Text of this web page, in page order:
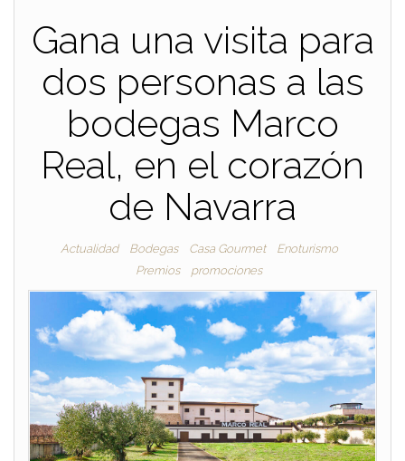
Gana una visita para
dos personas a las
bodegas Marco
Real, en el corazón
de Navarra
Actualidad Bodegas Casa Gourmet
Enoturismo
Premios
promociones